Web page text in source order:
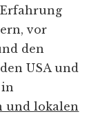
vor
den
USA und
und lokalen